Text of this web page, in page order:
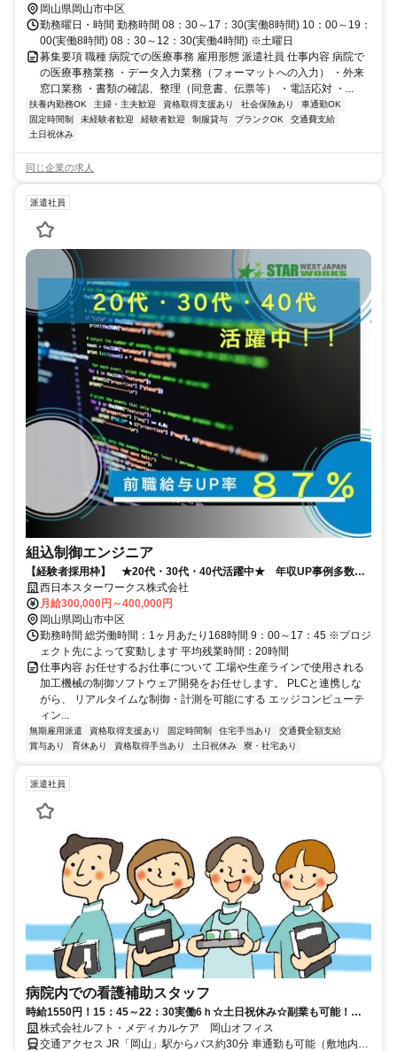
岡山県岡山市中区
勤務曜日・時間 勤務時間 08：30～17：30(実働8時間) 10：00～19：
00(実働8時間) 08：30～12：30(実働4時間) ※土曜日
募集要項 職種 病院での医療事務 雇用形態 派遣社員 仕事内容 病院で
の医療事務業務 ・データ入力業務（フォーマットへの入力） ・外来
窓口業務 ・書類の確認、整理（同意書、伝票等） ・電話応対 ・...
扶養内勤務OK 主婦・主夫歓迎 資格取得支援あり 社会保険あり
車通勤OK
固定時間制
未経験者歓迎 経験者歓迎 制服貸与 ブランクOK
交通費支給
土日祝休み
同じ企業の求人
派遣社員
組込制御エンジニア
【経験者採用枠】 ★20代・30代・40代活躍中★ 年収UP事例多数！
◎岡山U・Iターン補助充実◎
西日本スターワークス株式会社
月給300,000円～400,000円
岡山県岡山市中区
勤務時間 総労働時間：1ヶ月あたり168時間 9：00～17：45 ※プロジ
ェクト先によって変動します 平均残業時間：20時間
仕事内容 お任せするお仕事について 工場や生産ラインで使用される
加工機械の制御ソフトウェア開発をお任せします。 PLCと連携しな
がら、 リアルタイムな制御・計測を可能にする エッジコンピューテ
ィン...
無期雇用派遣 資格取得支援あり 固定時間制 住宅手当あり
交通費全額支給
賞与あり
育休あり 資格取得手当あり 土日祝休み 寮・社宅あり
派遣社員
病院内での看護補助スタッフ
時給1550円！15：45～22：30実働6ｈ☆土日祝休み☆副業も可能！＊
病棟での軽作業スタッフ＊
株式会社ルフト・メディカルケア 岡山オフィス
交通アクセス JR「岡山」駅からバス約30分 車通勤も可能（敷地内に